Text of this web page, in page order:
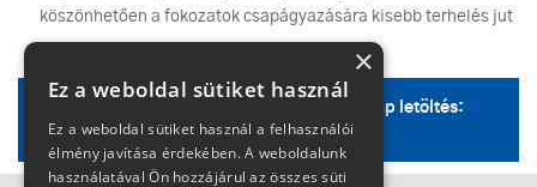
köszönhetően a fokozatok csapágyazására kisebb terhelés jut
CompAir Ultima kompresszor család adatlap letöltés:
U75, U90, U110, U132, U160
×
Ez a weboldal sütiket használ
Ez a weboldal sütiket használ a felhasználói
élmény javítása érdekében. A weboldalunk
használatával Ön hozzájárul az összes süti